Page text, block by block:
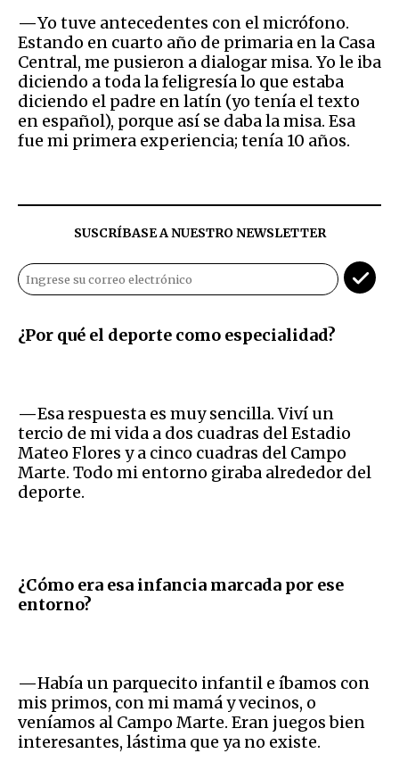
—Yo tuve antecedentes con el micrófono.
Estando en cuarto año de primaria en la Casa
Central, me pusieron a dialogar misa. Yo le iba
diciendo a toda la feligresía lo que estaba
diciendo el padre en latín (yo tenía el texto
en español), porque así se daba la misa. Esa
fue mi primera experiencia; tenía 10 años.
SUSCRÍBASE A NUESTRO NEWSLETTER
¿Por qué el deporte como especialidad?
—Esa respuesta es muy sencilla. Viví un
tercio de mi vida a dos cuadras del Estadio
Mateo Flores y a cinco cuadras del Campo
Marte. Todo mi entorno giraba alrededor del
deporte.
¿Cómo era esa infancia marcada por ese
entorno?
—Había un parquecito infantil e íbamos con
mis primos, con mi mamá y vecinos, o
veníamos al Campo Marte. Eran juegos bien
interesantes, lástima que ya no existe.